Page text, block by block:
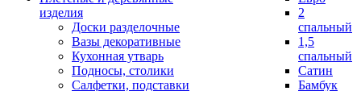
изделия
Доски разделочные
Вазы декоративные
Кухонная утварь
Подносы, столики
Салфетки, подставки
2
спальный
1,5
спальный
Сатин
Бамбук